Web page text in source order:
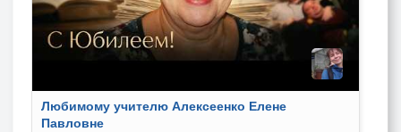
Любимому учителю Алексеенко Елене
Павловне